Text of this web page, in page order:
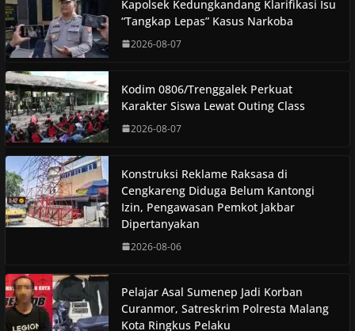
Kapolsek Kedungkandang Klarifikasi Isu
“Tangkap Lepas” Kasus Narkoba
2026-08-07
Kodim 0806/Trenggalek Perkuat
Karakter Siswa Lewat Outing Class
2026-08-07
Konstruksi Reklame Raksasa di
Cengkareng Diduga Belum Kantongi
Izin, Pengawasan Pemkot Jakbar
Dipertanyakan
2026-08-06
Pelajar Asal Sumenep Jadi Korban
Curanmor, Satreskrim Polresta Malang
Kota Ringkus Pelaku